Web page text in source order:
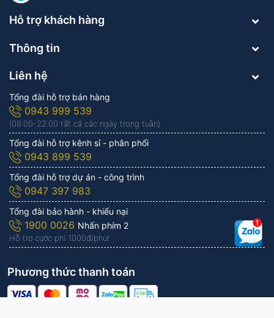
Hỗ trợ khách hàng
Thông tin
Liên hệ
Tổng đài hỗ trợ bán hàng
0943 999 539
(08:00-22:00 tất cả các ngày trong tuần)
Tổng đài hỗ trợ kênh sỉ - phân phối
0943 899 539
Tổng đài hỗ trợ dự án - công trình
0947 397 983
Tổng đài bảo hành - khiếu nại
1900 0026 Nhấn phím 2
Hỗ trợ cước phí 1.000đ/phút
Phương thức thanh toán